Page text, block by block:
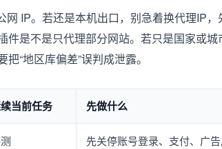
网 IP。若还是本机出口，别急着换代理IP
件是不是只代理部分网站。若只是国家或
把“地区库偏差”误判成泄露。
当前任务 先做什么
先关停账号登录、支付、广